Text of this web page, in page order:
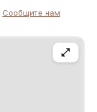
Сообщите нам